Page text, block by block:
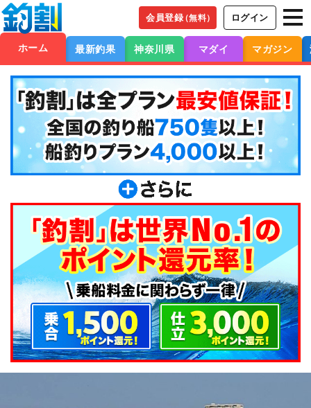
会員登録（無料） ログイン
ホーム 最新釣果 神奈川県 マダイ マガジン